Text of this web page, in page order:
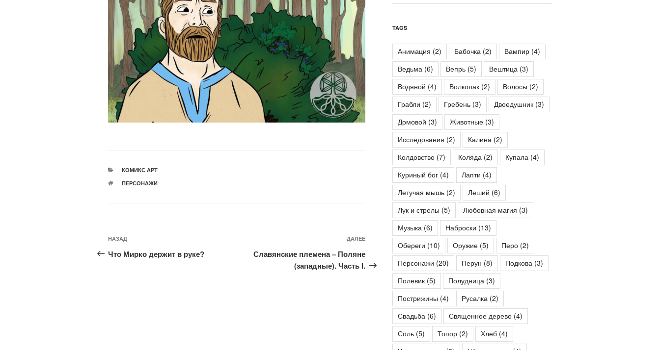
РУБРИКИ
КОМИКС АРТ
МЕТКИ
ПЕРСОНАЖИ
Навигация
по
Предыдущая
запись:
НАЗАД
Что Мирко держит в руке?
Следующая
запись
ДАЛЕЕ
Славянские племена – Поляне
(западные). Часть I.
TAGS
Анимация (2) Бабочка (2) Вампир(4)
Ведьма (6) Вепрь(5) Вештица (3)
Водяной (4) Волколак(2) Волосы (2)
Грабли (2) Гребень(3) Двоедушник(3)
Домовой (3) Животные(3)
Исследования (2) Калина (2)
Колдовство(7) Коляда (2) Купала (4)
Куриный бог(4) Лапти (4)
Летучая мышь(2) Леший (6)
Лук и стрелы (5) Любовная магия (3)
Музыка (6) Наброски (13)
Обереги (10) Оружие(5) Перо(2)
Персонажи (20) Перун (8) Подкова (3)
Полевик(5) Полудница (3)
Пострижины (4) Русалка (2)
Свадьба (6) Священное дерево(4)
Соль(5) Топор(2) Хлеб(4)